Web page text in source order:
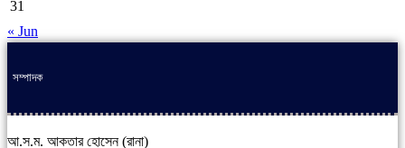
31
« Jun
সম্পাদক
আ.স.ম. আকতার হোসেন (রানা)